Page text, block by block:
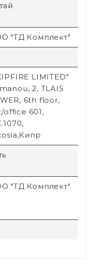
"ТД Комплект"
LIMITED"
2, TLAIS
6th floor,
office 601,
"ТД Комплект"